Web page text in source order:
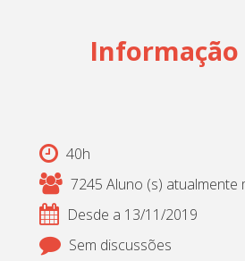
Entrar
40h
7245 Aluno (s) atualmente
Desde a 13/11/2019
Sem discussões